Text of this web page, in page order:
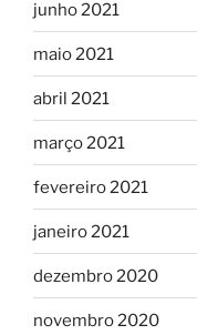
junho 2021
maio 2021
abril 2021
março 2021
fevereiro 2021
janeiro 2021
dezembro 2020
novembro 2020